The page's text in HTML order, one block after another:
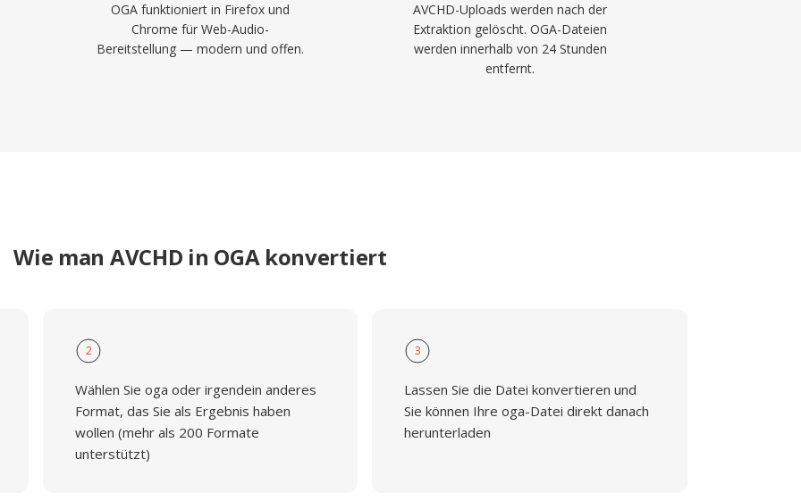
und den meisten
und ist damit eine
OGA funktioniert in Firefox und
Chrome für Web-Audio-
Bereitstellung — modern und offen.
AVCHD-Uploads werden nach der
Extraktion gelöscht. OGA-Dateien
werden innerhalb von 24 Stunden
entfernt.
Wie man AVCHD in OGA konvertiert
2
Wählen Sie oga oder irgendein anderes
Format, das Sie als Ergebnis haben
wollen (mehr als 200 Formate
unterstützt)
3
Lassen Sie die Datei konvertieren und
Sie können Ihre oga-Datei direkt danach
herunterladen